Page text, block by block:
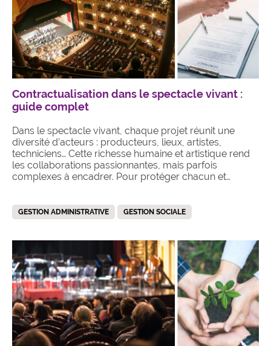
Contractualisation dans le spectacle vivant :
guide complet
Dans le spectacle vivant, chaque projet réunit une
diversité d’acteurs : producteurs, lieux, artistes,
techniciens… Cette richesse humaine et artistique rend
les collaborations passionnantes, mais parfois
complexes à encadrer. Pour protéger chacun et…
GESTION ADMINISTRATIVE GESTION SOCIALE